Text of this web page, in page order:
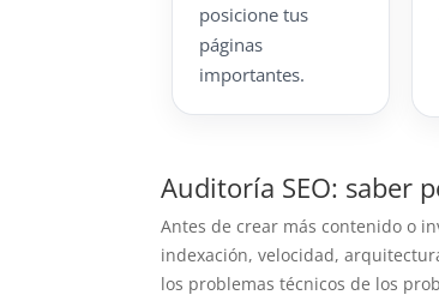
posicione tus
páginas
importantes.
Auditoría SEO: saber
Antes de crear más contenido o
indexación, velocidad,
los problemas técnicos de los